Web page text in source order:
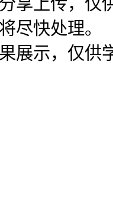
尽快处理。
展示，仅供